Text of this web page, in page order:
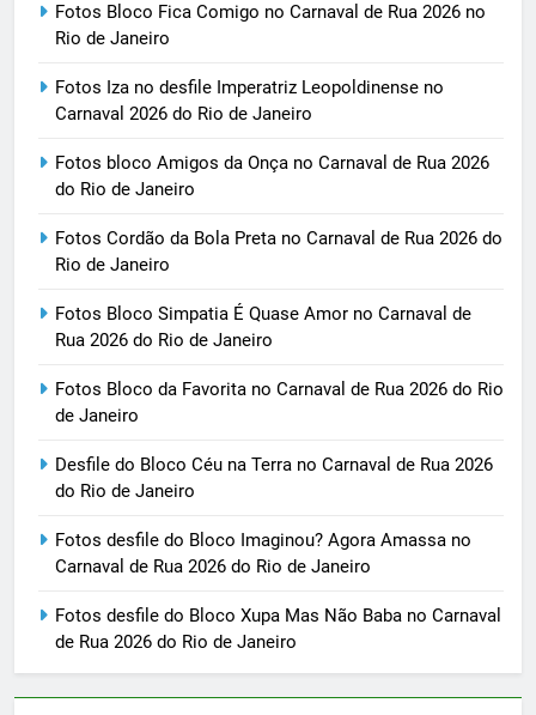
Fotos Bloco Fica Comigo no Carnaval de Rua 2026 no
Rio de Janeiro
Fotos Iza no desfile Imperatriz Leopoldinense no
Carnaval 2026 do Rio de Janeiro
Fotos bloco Amigos da Onça no Carnaval de Rua 2026
do Rio de Janeiro
Fotos Cordão da Bola Preta no Carnaval de Rua 2026 do
Rio de Janeiro
Fotos Bloco Simpatia É Quase Amor no Carnaval de
Rua 2026 do Rio de Janeiro
Fotos Bloco da Favorita no Carnaval de Rua 2026 do Rio
de Janeiro
Desfile do Bloco Céu na Terra no Carnaval de Rua 2026
do Rio de Janeiro
Fotos desfile do Bloco Imaginou? Agora Amassa no
Carnaval de Rua 2026 do Rio de Janeiro
Fotos desfile do Bloco Xupa Mas Não Baba no Carnaval
de Rua 2026 do Rio de Janeiro